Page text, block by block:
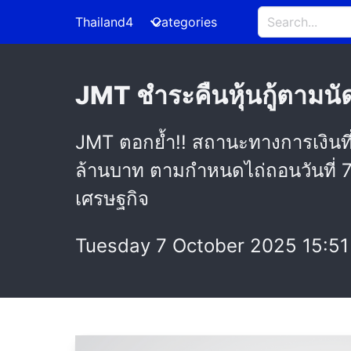
Thailand4 Categories
JMT ชำระคืนหุ้นกู้ตามนั
JMT ตอกย้ำ!! สถานะทางการเงิ
ล้านบาท ตามกำหนดไถ่ถอนวันที่
เศรษฐกิจ
Tuesday 7 October 2025 15:51